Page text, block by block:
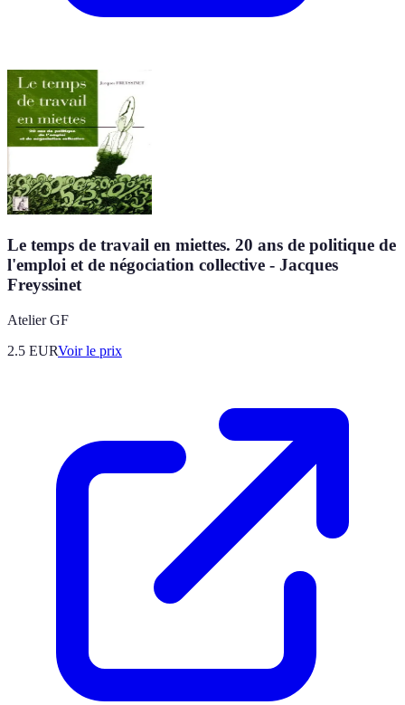
Le temps de travail en miettes. 20 ans de politique de
l'emploi et de négociation collective - Jacques
Freyssinet
Atelier GF
2.5 EURVoir le prix